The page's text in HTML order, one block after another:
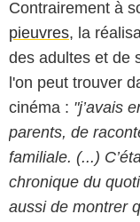
Contrairement à
pieuvres, la
des adultes et de
l'on peut trouver
cinéma : "j’avais
parents, de
familiale. (...)
chronique du
aussi de montrer